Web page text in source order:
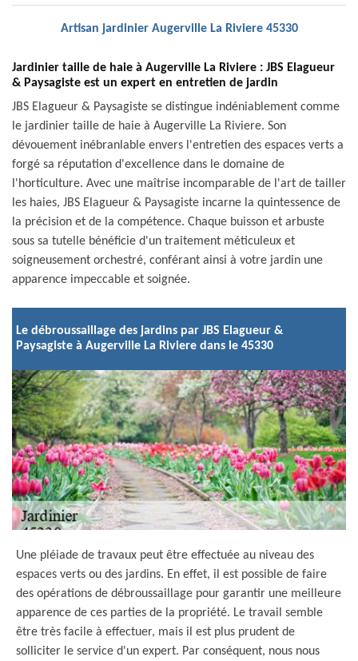
Artisan jardinier Augerville La Riviere 45330
Jardinier taille de haie à Augerville La Riviere : JBS Elagueur
& Paysagiste est un expert en entretien de jardin
JBS Elagueur & Paysagiste se distingue indéniablement comme
le jardinier taille de haie à Augerville La Riviere. Son
dévouement inébranlable envers l'entretien des espaces verts a
forgé sa réputation d'excellence dans le domaine de
l'horticulture. Avec une maîtrise incomparable de l'art de tailler
les haies, JBS Elagueur & Paysagiste incarne la quintessence de
la précision et de la compétence. Chaque buisson et arbuste
sous sa tutelle bénéficie d'un traitement méticuleux et
soigneusement orchestré, conférant ainsi à votre jardin une
apparence impeccable et soignée.
Le débroussaillage des jardins par JBS Elagueur &
Paysagiste à Augerville La Riviere dans le 45330
Une pléiade de travaux peut être effectuée au niveau des
espaces verts ou des jardins. En effet, il est possible de faire
des opérations de débroussaillage pour garantir une meilleure
apparence de ces parties de la propriété. Le travail semble
être très facile à effectuer, mais il est plus prudent de
solliciter le service d'un expert. Par conséquent, nous nous